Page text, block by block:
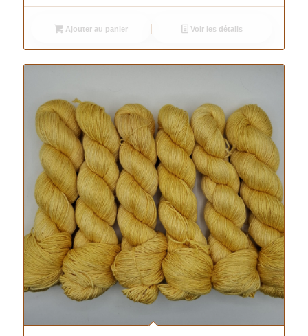
Ajouter au panier Voir les détails